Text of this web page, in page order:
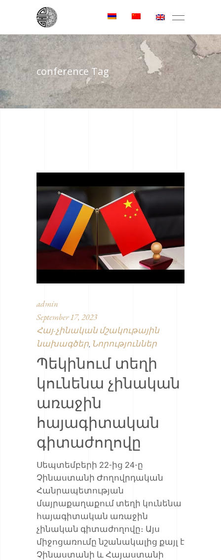
conference Tag
admin
September 17, 2023
Հայ-չինական մշակութային
նախագծեր, Նորություններ
Պեկինում տեղի
կունենա չինական
առաջին
հայագիտական
գիտաժողովը
Սեպտեմբերի 22-ից 24-ը
Չինաստանի Ժողովրդական
Հանրապետության
մայրաքաղաքում տեղի կունենա
հայագիտական առաջին
չինական գիտաժողովը։ Այս
միջոցառումը նշանակալից քայլ է
Չինաստանի և Հայաստանի